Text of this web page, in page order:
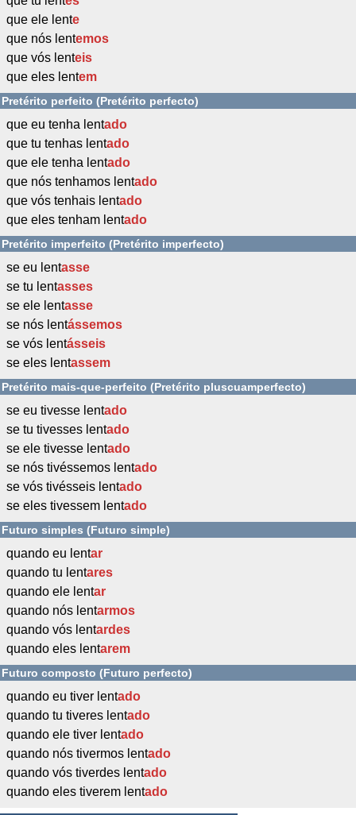
que ele lente
que nós lentemos
que vós lenteis
que eles lentem
Pretérito perfeito (Pretérito perfecto)
que eu tenha lentado
que tu tenhas lentado
que ele tenha lentado
que nós tenhamos lentado
que vós tenhais lentado
que eles tenham lentado
Pretérito imperfeito (Pretérito imperfecto)
se eu lentasse
se tu lentasses
se ele lentasse
se nós lentássemos
se vós lentásseis
se eles lentassem
Pretérito mais-que-perfeito (Pretérito pluscuamperfecto)
se eu tivesse lentado
se tu tivesses lentado
se ele tivesse lentado
se nós tivéssemos lentado
se vós tivésseis lentado
se eles tivessem lentado
Futuro simples (Futuro simple)
quando eu lentar
quando tu lentares
quando ele lentar
quando nós lentarmos
quando vós lentardes
quando eles lentarem
Futuro composto (Futuro perfecto)
quando eu tiver lentado
quando tu tiveres lentado
quando ele tiver lentado
quando nós tivermos lentado
quando vós tiverdes lentado
quando eles tiverem lentado